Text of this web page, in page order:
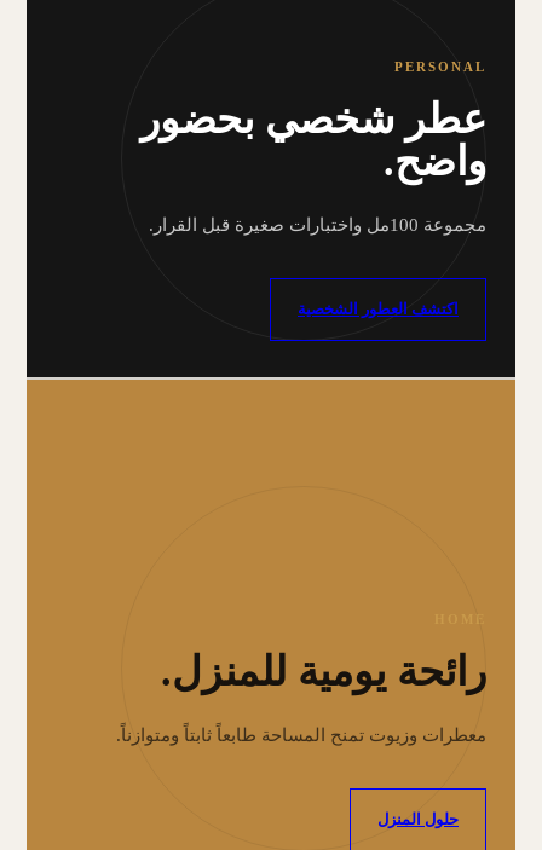
PERSONAL
عطر شخصي بحضور
واضح.
مجموعة 100مل واختبارات صغيرة قبل القرار.
اكتشف العطور الشخصية
HOME
رائحة يومية للمنزل.
معطرات وزيوت تمنح المساحة طابعاً ثابتاً ومتوازناً.
حلول المنزل